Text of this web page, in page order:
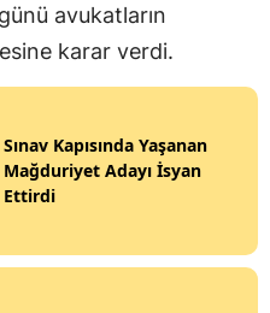
avukatların
karar verdi.
Sınav Kapısında Yaşanan
Mağduriyet Adayı İsyan
Ettirdi